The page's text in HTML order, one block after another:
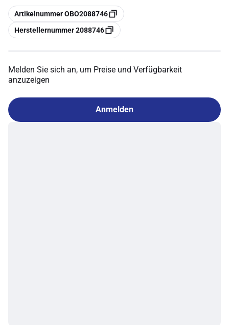
Kopieren
Artikelnummer OBO2088746
Kopieren
Herstellernummer 2088746
Melden Sie sich an, um Preise und Verfügbarkeit
anzuzeigen
Anmelden